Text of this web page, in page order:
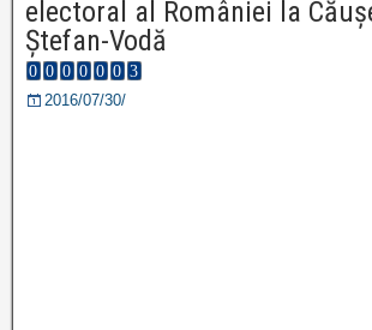
electoral al României la
Ștefan-Vodă
2016/07/30/